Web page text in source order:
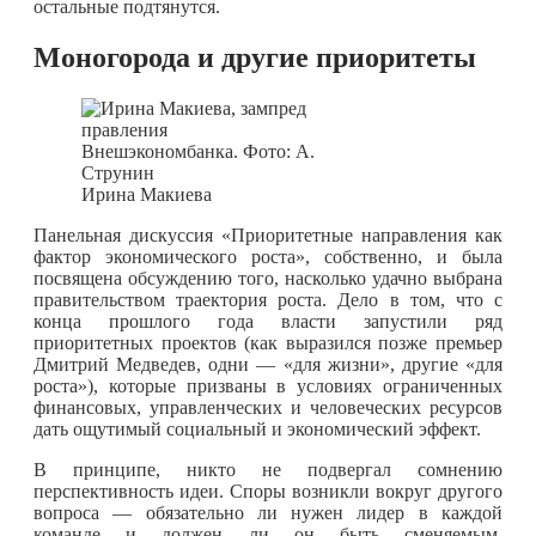
остальные подтянутся.
Моногорода и другие приоритеты
Ирина Макиева
Панельная дискуссия «Приоритетные направления как
фактор экономического роста», собственно, и была
посвящена обсуждению того, насколько удачно выбрана
правительством траектория роста. Дело в том, что с
конца прошлого года власти запустили ряд
приоритетных проектов (как выразился позже премьер
Дмитрий Медведев, одни — «для жизни», другие «для
роста»), которые призваны в условиях ограниченных
финансовых, управленческих и человеческих ресурсов
дать ощутимый социальный и экономический эффект.
В принципе, никто не подвергал сомнению
перспективность идеи. Споры возникли вокруг другого
вопроса — обязательно ли нужен лидер в каждой